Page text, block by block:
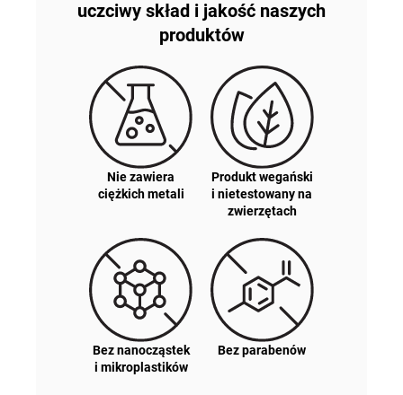
uczciwy skład i jakość naszych
produktów
Nie zawiera
ciężkich metali
Produkt wegański
i nietestowany na
zwierzętach
Bez nanocząstek
i mikroplastików
Bez parabenów